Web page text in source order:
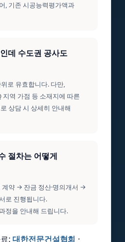
, 기존 시공능력평가액과
데 수도권 공사도
로 유효합니다. 다만,
지역 가점 등 소재지에 따른
상담 시 상세히 안내해
절차는 어떻게
약 → 잔금 정산·명의개서 →
로 진행됩니다.
정을 안내해 드립니다.
:대한전문건설협회 ·